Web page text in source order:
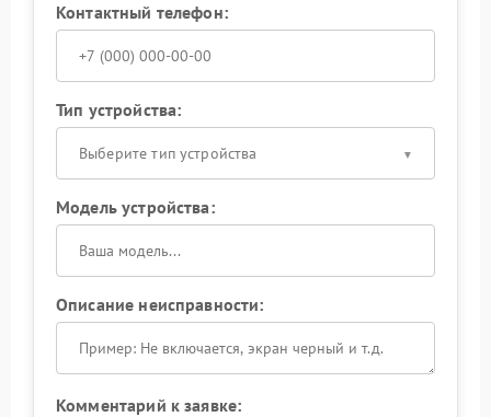
Контактный телефон:
Тип устройства:
Выберите тип устройства
Модель устройства:
Описание неисправности:
Комментарий к заявке: